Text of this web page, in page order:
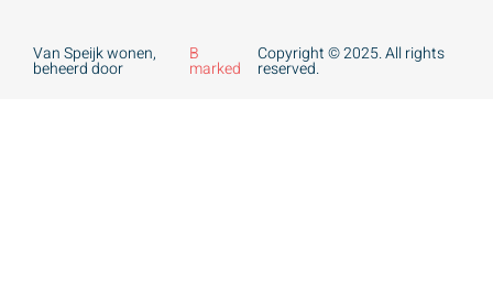
Van Speijk wonen,
beheerd door
B
marked
Copyright © 2025. All rights
reserved.